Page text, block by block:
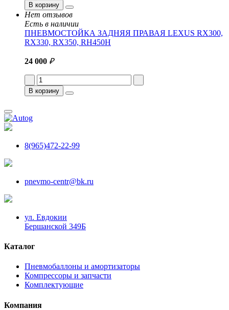
В корзину
Нет отзывов
Есть в наличии
ПНЕВМОСТОЙКА ЗАДНЯЯ ПРАВАЯ LEXUS RX300,
RX330, RX350, RH450H
24 000 ₽
В корзину
8(965)472-22-99
pnevmo-centr@bk.ru
ул. Евдокии
Бершанской 349Б
Каталог
Пневмобаллоны и амортизаторы
Компрессоры и запчасти
Комплектующие
Компания